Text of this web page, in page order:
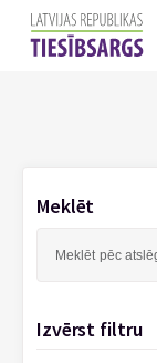
Meklēt
Izvērst filtru